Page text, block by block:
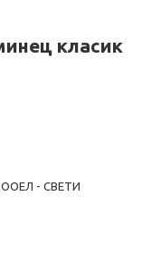
класик
- СВЕТИ